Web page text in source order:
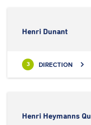
Henri Dunant
3 DIRECTION
Henri Heymanns